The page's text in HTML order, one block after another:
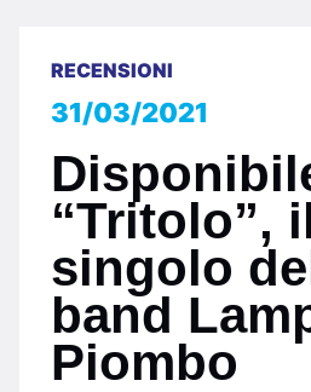
RECENSIONI
31/03/2021
“Tritolo”,
singolo
band
Piombo